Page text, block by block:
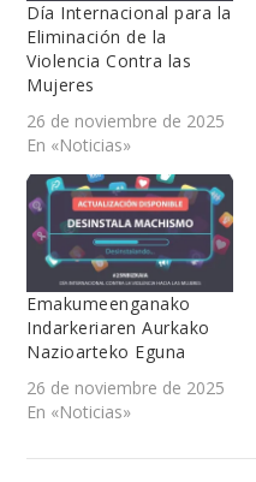
Día Internacional para la
Eliminación de la
Violencia Contra las
Mujeres
26 de noviembre de 2025
En «Noticias»
Emakumeenganako
Indarkeriaren Aurkako
Nazioarteko Eguna
26 de noviembre de 2025
En «Noticias»